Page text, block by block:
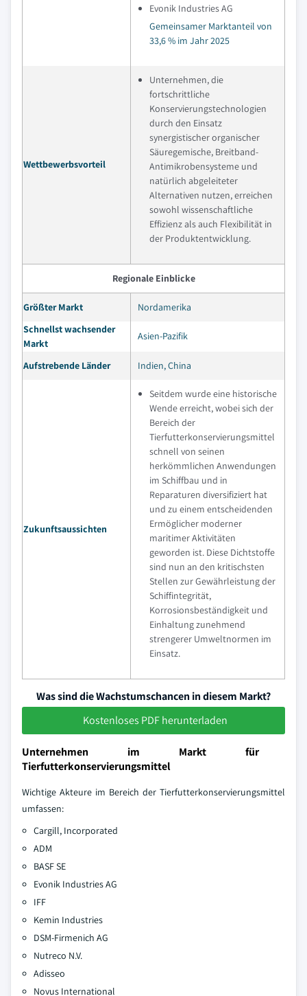
Evonik Industries AG
Gemeinsamer Marktanteil von
33,6 % im Jahr 2025
Wettbewerbsvorteil
Unternehmen, die
fortschrittliche
Konservierungstechnologien
durch den Einsatz
synergistischer organischer
Säuregemische, Breitband-
Antimikrobensysteme und
natürlich abgeleiteter
Alternativen nutzen, erreichen
sowohl wissenschaftliche
Effizienz als auch Flexibilität in
der Produktentwicklung.
Regionale Einblicke
Größter Markt
Nordamerika
Schnellst wachsender
Markt
Asien-Pazifik
Aufstrebende Länder Indien, China
Zukunftsaussichten
Seitdem wurde eine historische
Wende erreicht, wobei sich der
Bereich der
Tierfutterkonservierungsmittel
schnell von seinen
herkömmlichen Anwendungen
im Schiffbau und in
Reparaturen diversifiziert hat
und zu einem entscheidenden
Ermöglicher moderner
maritimer Aktivitäten
geworden ist. Diese Dichtstoffe
sind nun an den kritischsten
Stellen zur Gewährleistung der
Schiffintegrität,
Korrosionsbeständigkeit und
Einhaltung zunehmend
strengerer Umweltnormen im
Einsatz.
Was sind die Wachstumschancen in diesem Markt?
Kostenloses PDF herunterladen
Unternehmen im Markt für
Tierfutterkonservierungsmittel
Wichtige Akteure im Bereich der Tierfutterkonservierungsmittel
umfassen:
Cargill, Incorporated
ADM
BASF SE
Evonik Industries AG
IFF
Kemin Industries
DSM-Firmenich AG
Nutreco N.V.
Adisseo
Novus International